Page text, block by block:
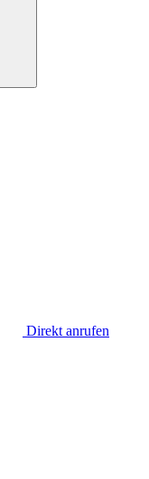
Direkt anrufen